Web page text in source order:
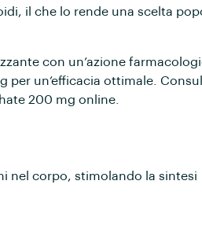
il che lo rende una scelta
con un’azione
un’efficacia ottimale.
200 mg online.
nel corpo, stimolando la sintesi